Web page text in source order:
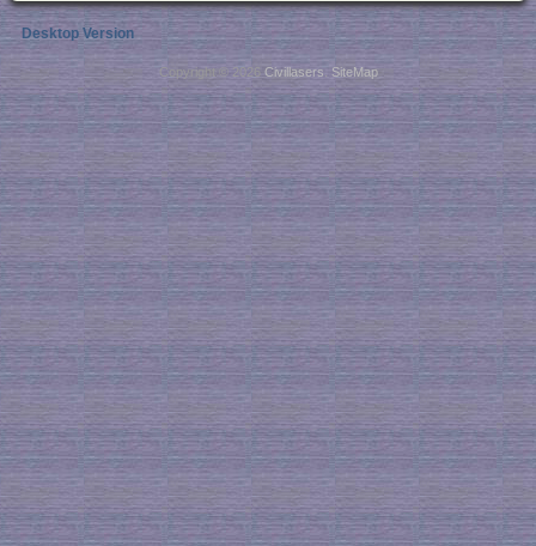
Desktop Version
Copyright © 2026 Civillasers SiteMap